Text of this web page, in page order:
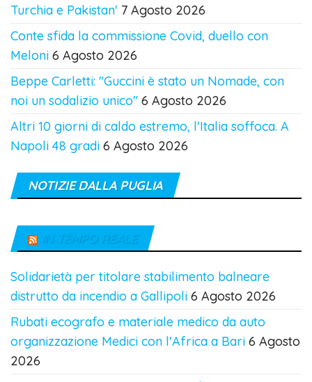
Turchia e Pakistan' 7 Agosto 2026
Conte sfida la commissione Covid, duello con
Meloni 6 Agosto 2026
Beppe Carletti: "Guccini è stato un Nomade, con
noi un sodalizio unico" 6 Agosto 2026
Altri 10 giorni di caldo estremo, l'Italia soffoca. A
Napoli 48 gradi 6 Agosto 2026
NOTIZIE DALLA PUGLIA
IN TEMPO REALE
Solidarietà per titolare stabilimento balneare
distrutto da incendio a Gallipoli 6 Agosto 2026
Rubati ecografo e materiale medico da auto
organizzazione Medici con l'Africa a Bari 6 Agosto
2026